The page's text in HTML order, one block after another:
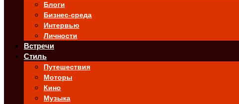
Блоги
Бизнес-среда
Интервью
Личности
Встречи
Стиль
Путешествия
Моторы
Кино
Музыка